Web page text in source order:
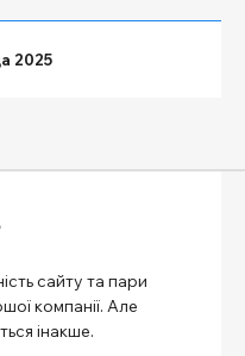
2025
сайту та пари
компанії. Але
інакше.